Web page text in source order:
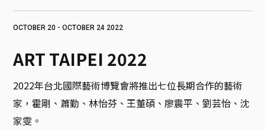
OCTOBER 20 - OCTOBER 24 2022
ART TAIPEI 2022
2022年台北國際藝術博覽會將推出七位長期合作的藝術
家，霍剛、蕭勤、林怡芬、王董碩、廖震平、劉芸怡、沈
家雯。